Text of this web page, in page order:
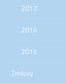
2017
2016
2015
Zmluvy